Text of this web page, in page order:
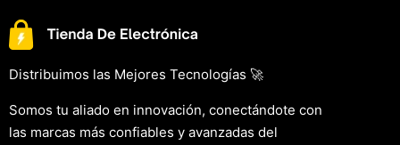
Distribuimos las Mejores Tecnologías 🚀
Somos tu aliado en innovación, conectándote con
las marcas más confiables y avanzadas del